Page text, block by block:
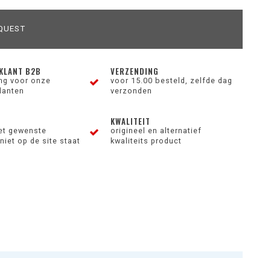
B2B
voor onze
VERZENDING
voor 15.00 besteld, zelfde dag
verzonden
gewenste
op de site staat
KWALITEIT
origineel en alternatief
kwaliteits product